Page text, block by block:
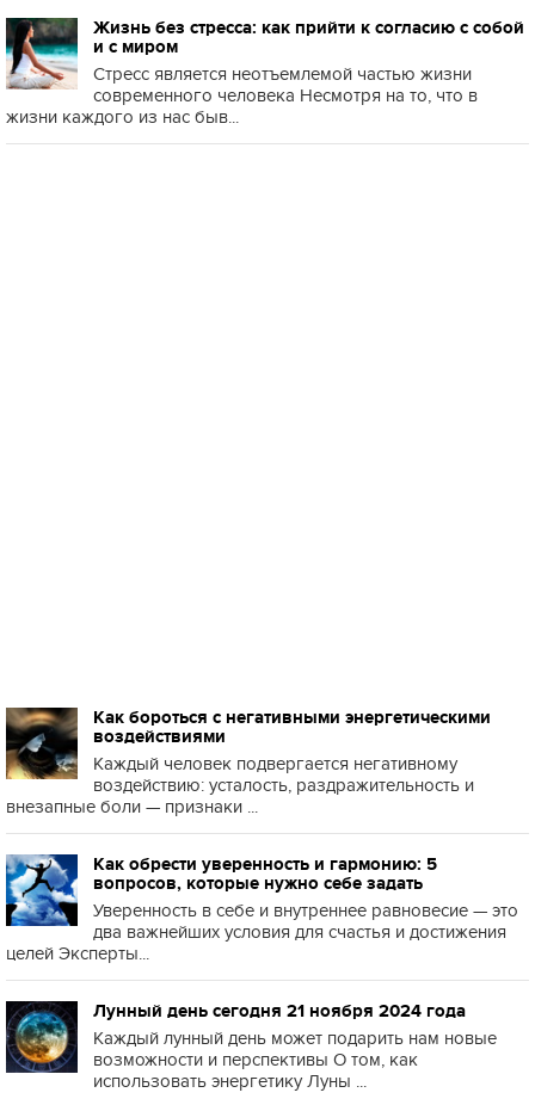
Жизнь без стресса: как прийти к согласию с собой
и с миром
Стресс является неотъемлемой частью жизни
современного человека Несмотря на то, что в
жизни каждого из нас быв...
Как бороться с негативными энергетическими
воздействиями
Каждый человек подвергается негативному
воздействию: усталость, раздражительность и
внезапные боли — признаки ...
Как обрести уверенность и гармонию: 5
вопросов, которые нужно себе задать
Уверенность в себе и внутреннее равновесие — это
два важнейших условия для счастья и достижения
целей Эксперты...
Лунный день сегодня 21 ноября 2024 года
Каждый лунный день может подарить нам новые
возможности и перспективы О том, как
использовать энергетику Луны ...